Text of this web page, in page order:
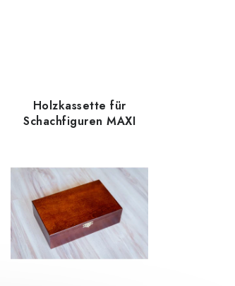
Holzkassette für
Schachfiguren MAXI